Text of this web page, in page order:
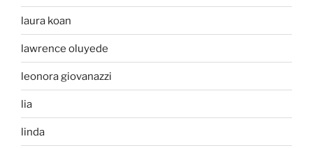
laura koan
lawrence oluyede
leonora giovanazzi
lia
linda